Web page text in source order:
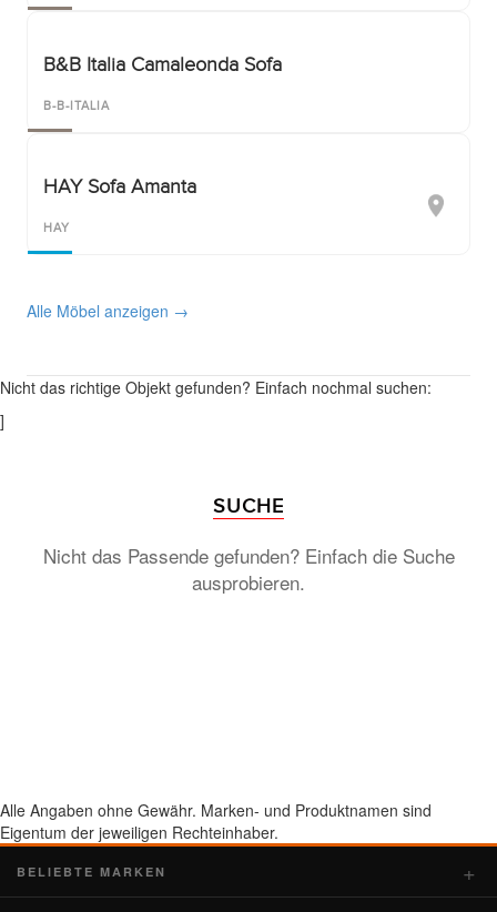
B&B Italia Camaleonda Sofa
B-B-ITALIA
HAY Sofa Amanta
HAY
Alle Möbel anzeigen →
Nicht das richtige Objekt gefunden? Einfach nochmal suchen:
]
SUCHE
Nicht das Passende gefunden? Einfach die Suche
ausprobieren.
Alle Angaben ohne Gewähr. Marken- und Produktnamen sind
Eigentum der jeweiligen Rechteinhaber.
BELIEBTE MARKEN